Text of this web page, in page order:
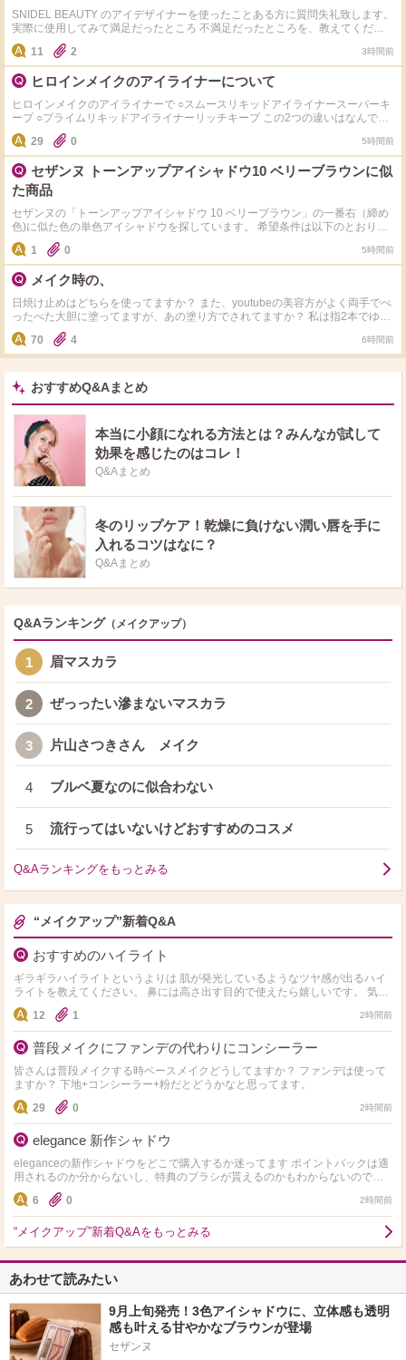
SNIDEL BEAUTY のアイデザイナーを使ったことある方に質問失礼致します。
実際に使用してみて満足だったところ 不満足だったところを、教えてくださ
い。 おすすめのカラーも教えていただけると嬉しいです！ よろしくお願い致
します。
11 2 3時間前
ヒロインメイクのアイライナーについて
ヒロインメイクのアイライナーで ○スムースリキッドアイライナースーパーキ
ープ ○プライムリキッドアイライナーリッチキープ この2つの違いはなんです
か？どちらが落ちにくいですか？ 今のところはスーパーキープを買おうかな
と思っていますが、意見教えてください！
29 0 5時間前
セザンヌ トーンアップアイシャドウ10 ベリーブラウンに似
た商品
セザンヌの「トーンアップアイシャドウ 10 ベリーブラウン」の一番右（締め
色)に似た色の単色アイシャドウを探しています。 希望条件は以下のとおりで
す。 ・1,000円以下 ・色味ができるだけ似ている ・大粒ラメではなく、小さ
なラメや繊細なパール感がある 「これはかなり似ている」「実際に代用して
いる」という商品があれば、メーカー名・商品名・色番も教えていただけると
嬉しいです。 よろしくお願いします。
1 0 5時間前
メイク時の、
日焼け止めはどちらを使ってますか？ また、youtubeの美容方がよく両手でべ
ったべた大胆に塗ってますが、あの塗り方でされてますか？ 私は指2本でゆっ
くり丁寧に塗ってます。
70 4 6時間前
おすすめQ&Aまとめ
本当に小顔になれる方法とは？みんなが試して
効果を感じたのはコレ！
Q&Aまとめ
冬のリップケア！乾燥に負けない潤い唇を手に
入れるコツはなに？
Q&Aまとめ
Q&Aランキング （メイクアップ）
1 眉マスカラ
2 ぜっったい滲まないマスカラ
3 片山さつきさん メイク
4 ブルベ夏なのに似合わない
5 流行ってはいないけどおすすめのコスメ
Q&Aランキングをもっとみる
“メイクアップ”新着Q&A
おすすめのハイライト
ギラギラハイライトというよりは 肌が発光しているようなツヤ感が出るハイ
ライトを教えてください。 鼻には高さ出す目的で使えたら嬉しいです。 気に
なってるのは以下の4つです。 ・Dior ディ…
12 1 2時間前
普段メイクにファンデの代わりにコンシーラー
皆さんは普段メイクする時ベースメイクどうしてますか？ ファンデは使って
ますか？ 下地+コンシーラー+粉だとどうかなと思ってます。
29
0 2時間前
elegance 新作シャドウ
eleganceの新作シャドウをどこで購入するか迷ってます ポイントバックは適
用されるのか分からないし、特典のブラシが貰えるのかもわからないのです
が詳しい方いらっしゃいますか？ なるべくお得に…
6 0 2時間前
“メイクアップ”新着Q&Aをもっとみる
あわせて読みたい
9月上旬発売！3色アイシャドウに、立体感も透明
感も叶える甘やかなブラウンが登場